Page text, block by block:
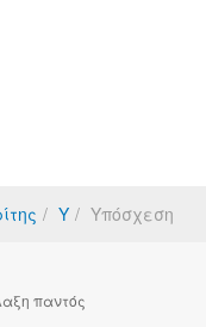
Υ Υπόσχεση
παντός